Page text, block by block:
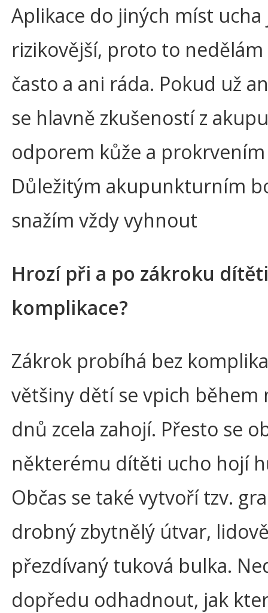
Aplikace do jiných míst ucha
rizikovější, proto to
často a ani ráda. Pokud už
se hlavně zkušeností z
odporem kůže a
Důležitým akupunkturním
snažím vždy vyhnout
Hrozí při a po zákroku
komplikace?
Zákrok probíhá bez
většiny dětí se vpich během
dnů zcela zahojí. Přesto se
některému dítěti ucho hojí
Občas se také vytvoří tzv.
drobný zbytnělý útvar,
přezdívaný tuková bulka.
dopředu odhadnout, jak